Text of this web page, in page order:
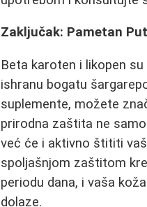
Zaključak: Pametan
Beta karoten i likopen
ishranu bogatu
suplemente, možete
prirodna zaštita ne
već će i aktivno štititi
spoljašnjom zaštitom
periodu dana, i vaša
dolaze.